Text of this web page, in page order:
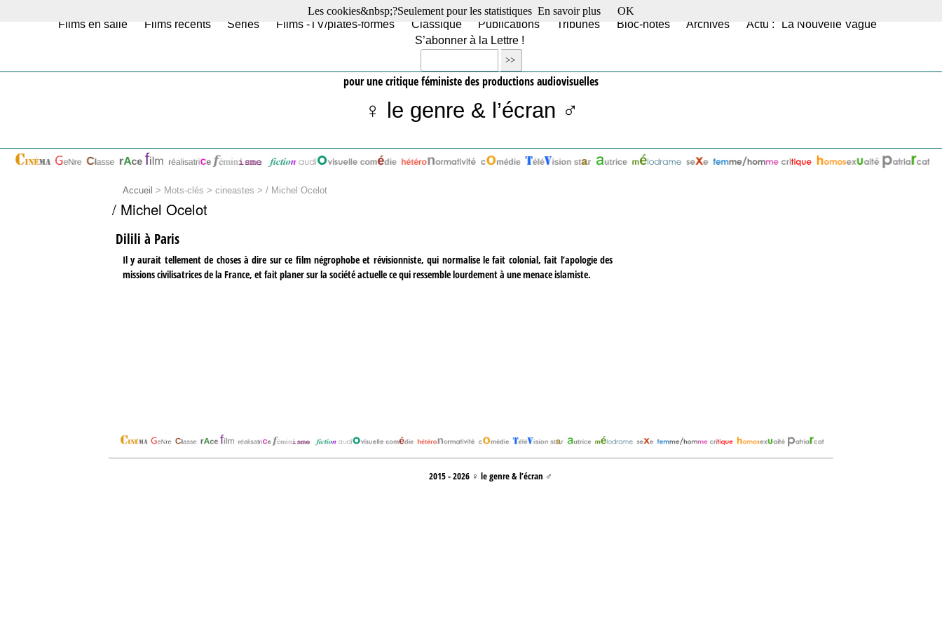
Films en salle Films récents Séries Films -TV/plates-formes Classique Publications Tribunes Bloc-notes Archives
Actu : "La Nouvelle Vague"
S’abonner à la Lettre !
pour une critique féministe des productions audiovisuelles
♀ le genre & l’écran ♂
Accueil > Mots-clés > cineastes > / Michel Ocelot
/ Michel Ocelot
Dilili à Paris
Il y aurait tellement de choses à dire sur ce film négrophobe et révisionniste, qui normalise le fait colonial, fait l’apologie des
missions civilisatrices de la France, et fait planer sur la société actuelle ce qui ressemble lourdement à une menace islamiste.
2015 - 2026 ♀ le genre & l’écran ♂
Les cookies&nbsp;?Seulement pour les statistiques En savoir plus OK